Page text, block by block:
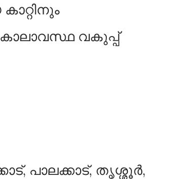
വകുപ്പ്
പാലക്കാട്, തൃശ്ശൂര്‍,